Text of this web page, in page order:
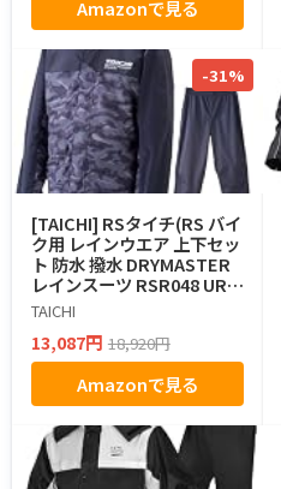
Amazonで見る
-31%
[TAICHI] RSタイチ(RS バイ
ク用 レインウエア 上下セッ
ト 防水 撥水 DRYMASTER
レインスーツ RSR048 URB
AN CAMO XL
TAICHI
13,087円 18,920円
Amazonで見る